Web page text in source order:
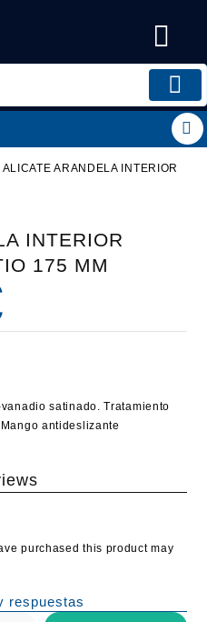
ALICATE ARANDELA INTERIOR
INTERIOR
175 MM
satinado. Tratamiento
antideslizante
purchased this product may
respuestas